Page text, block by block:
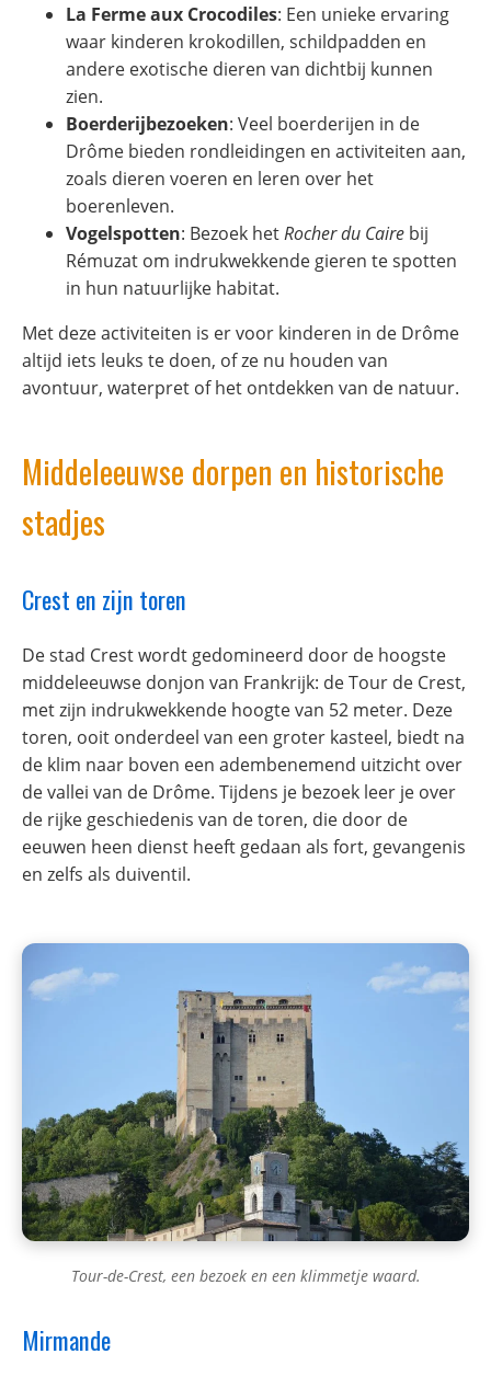
La Ferme aux Crocodiles: Een unieke ervaring
waar kinderen krokodillen, schildpadden en
andere exotische dieren van dichtbij kunnen
zien.
Boerderijbezoeken: Veel boerderijen in de
Drôme bieden rondleidingen en activiteiten aan,
zoals dieren voeren en leren over het
boerenleven.
Vogelspotten: Bezoek hetRocher du Caire bij
Rémuzat om indrukwekkende gieren te spotten
in hun natuurlijke habitat.
Met deze activiteiten is er voor kinderen in de Drôme
altijd iets leuks te doen, of ze nu houden van
avontuur, waterpret of het ontdekken van de natuur.
Middeleeuwse dorpen en historische
stadjes
Crest en zijn toren
De stad Crest wordt gedomineerd door de hoogste
middeleeuwse donjon van Frankrijk: de Tour de Crest,
met zijn indrukwekkende hoogte van 52 meter. Deze
toren, ooit onderdeel van een groter kasteel, biedt na
de klim naar boven een adembenemend uitzicht over
de vallei van de Drôme. Tijdens je bezoek leer je over
de rijke geschiedenis van de toren, die door de
eeuwen heen dienst heeft gedaan als fort, gevangenis
en zelfs als duiventil.
Tour-de-Crest, een bezoek en een klimmetje waard.
Mirmande